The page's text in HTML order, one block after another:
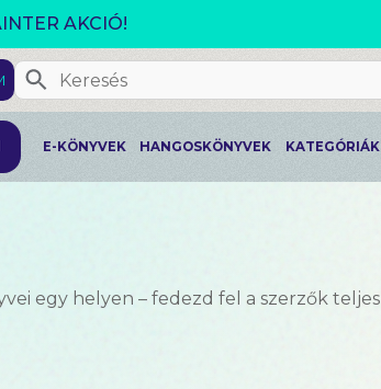
ÁLMAIMBAN SZERETLEK
E-KÖNYVEK HANGOSKÖNYVEK KATEGÓRIÁK
egy helyen – fedezd fel a szerzők teljes